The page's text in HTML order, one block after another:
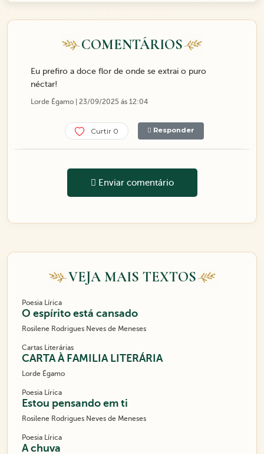
COMENTÁRIOS
Eu prefiro a doce flor de onde se extrai o puro
néctar!
Lorde Égamo | 23/09/2025 ás 12:04
Curtir 0 Responder
Enviar comentário
VEJA MAIS TEXTOS
Poesia Lírica
O espírito está cansado
Rosilene Rodrigues Neves de Meneses
Cartas Literárias
CARTA À FAMILIA LITERÁRIA
Lorde Égamo
Poesia Lírica
Estou pensando em ti
Rosilene Rodrigues Neves de Meneses
Poesia Lírica
A chuva